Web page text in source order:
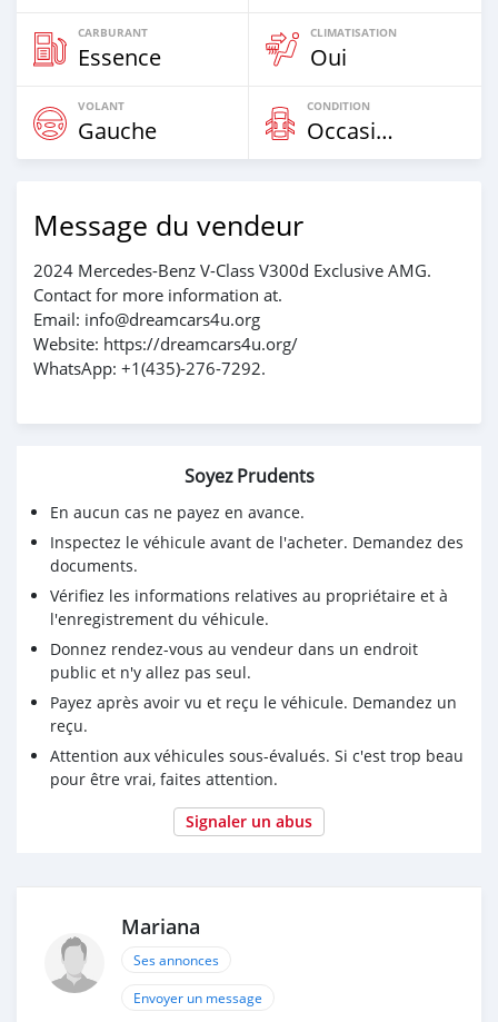
CARBURANT
Essence
CLIMATISATION
Oui
VOLANT
Gauche
CONDITION
Occasion
Message du vendeur
2024 Mercedes-Benz V-Class V300d Exclusive AMG.
Contact for more information at.
Email: info@dreamcars4u.org
Website: https://dreamcars4u.org/
WhatsApp: +1(435)-276-7292‬.
Soyez Prudents
En aucun cas ne payez en avance.
Inspectez le véhicule avant de l'acheter. Demandez des
documents.
Vérifiez les informations relatives au propriétaire et à
l'enregistrement du véhicule.
Donnez rendez-vous au vendeur dans un endroit
public et n'y allez pas seul.
Payez après avoir vu et reçu le véhicule. Demandez un
reçu.
Attention aux véhicules sous-évalués. Si c'est trop beau
pour être vrai, faites attention.
Signaler un abus
Mariana
Ses annonces
Envoyer un message